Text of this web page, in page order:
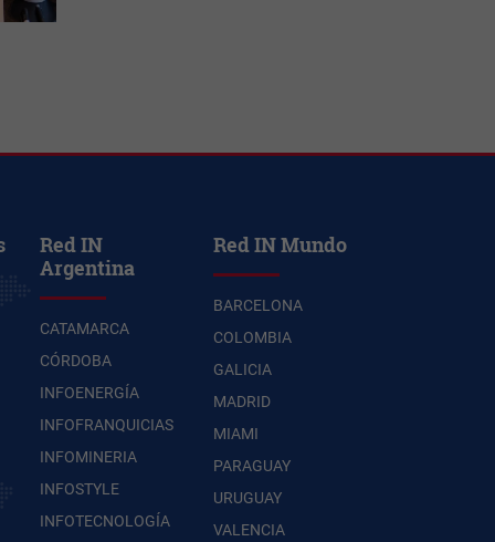
Red IN
Argentina
CATAMARCA
CÓRDOBA
INFOENERGÍA
INFOFRANQUICIAS
INFOMINERIA
INFOSTYLE
INFOTECNOLOGÍA
Red IN Mundo
BARCELONA
COLOMBIA
GALICIA
MADRID
MIAMI
PARAGUAY
URUGUAY
VALENCIA